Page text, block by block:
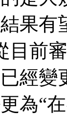
果有
目前
經變
為“